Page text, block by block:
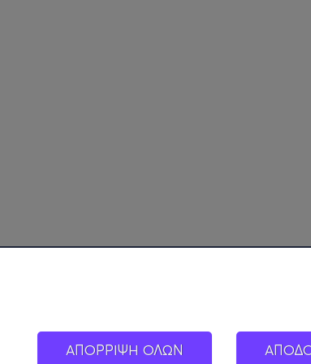
ΑΠΟΡΡΙΨΗ ΟΛΩΝ